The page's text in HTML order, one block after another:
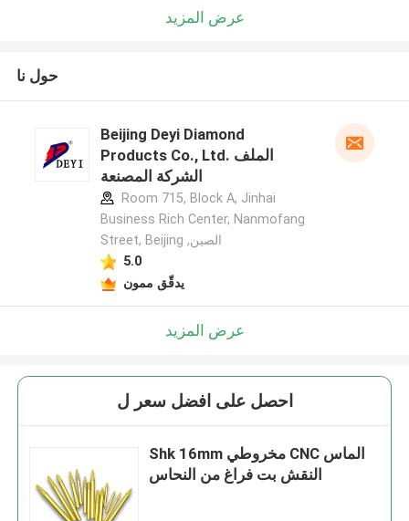
عرض المزيد
حول نا
Beijing Deyi Diamond
Products Co., Ltd. الملف
الشركة المصنعة
Room 715, Block A, Jinhai
Business Rich Center, Nanmofang
Street, Beijing ,الصين
5.0
يدقّق ممون
عرض المزيد
احصل على افضل سعر ل
Shk 16mm مخروطي CNC الماس
النقش بت فراغ من النحاس